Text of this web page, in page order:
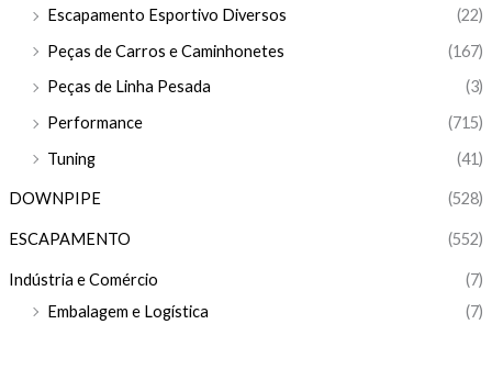
Escapamento Esportivo Diversos
(22)
Peças de Carros e Caminhonetes
(167)
Peças de Linha Pesada
(3)
Performance
(715)
Tuning
(41)
DOWNPIPE (528)
ESCAPAMENTO (552)
Indústria e Comércio
(7)
Embalagem e Logística
(7)